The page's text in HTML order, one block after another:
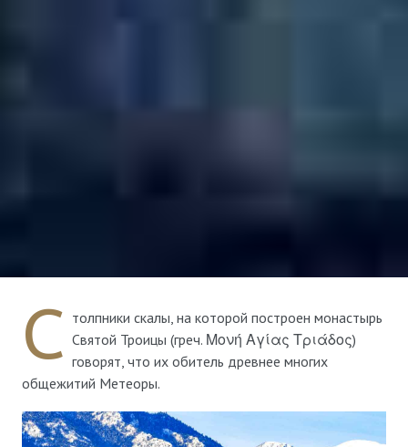
С толпники скалы, на которой построен монастырь
Святой Троицы (греч. Μονή Αγίας Τριάδος)
говорят, что их обитель древнее многих
общежитий Метеоры.